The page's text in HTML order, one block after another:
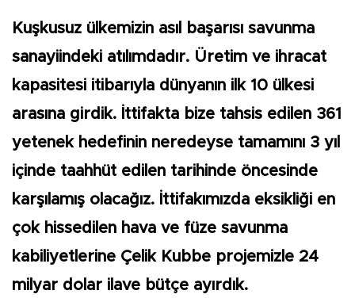
Kuşkusuz ülkemizin asıl başarısı savunma
sanayiindeki atılımdadır. Üretim ve ihracat
kapasitesi itibarıyla dünyanın ilk 10 ülkesi
arasına girdik. İttifakta bize tahsis edilen 361
yetenek hedefinin neredeyse tamamını 3 yıl
içinde taahhüt edilen tarihinde öncesinde
karşılamış olacağız. İttifakımızda eksikliği en
çok hissedilen hava ve füze savunma
kabiliyetlerine Çelik Kubbe projemizle 24
milyar dolar ilave bütçe ayırdık.